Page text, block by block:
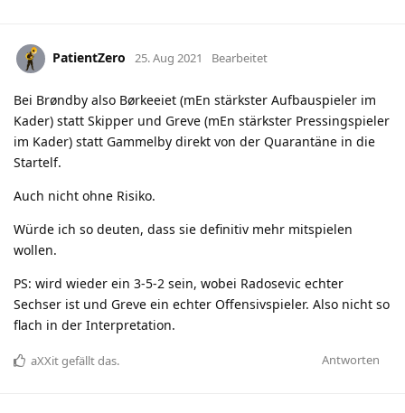
PatientZero 25. Aug 2021 Bearbeitet
Bei Brøndby also Børkeeiet (mEn stärkster Aufbauspieler im
Kader) statt Skipper und Greve (mEn stärkster Pressingspieler
im Kader) statt Gammelby direkt von der Quarantäne in die
Startelf.
Auch nicht ohne Risiko.
Würde ich so deuten, dass sie definitiv mehr mitspielen
wollen.
PS: wird wieder ein 3-5-2 sein, wobei Radosevic echter
Sechser ist und Greve ein echter Offensivspieler. Also nicht so
flach in der Interpretation.
Antworten
aXXitgefällt das.